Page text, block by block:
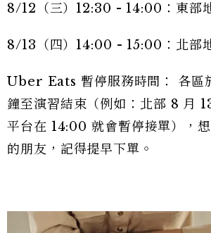
8/12（三）12:30 - 14:00：東部
8/13（四）14:00 - 15:00：北部
Uber Eats 暫停服務時間： 各區
鐘至演習結束（例如：北部 8 月
平台在 14:00 就會暫停接單），
的朋友，記得提早下單。